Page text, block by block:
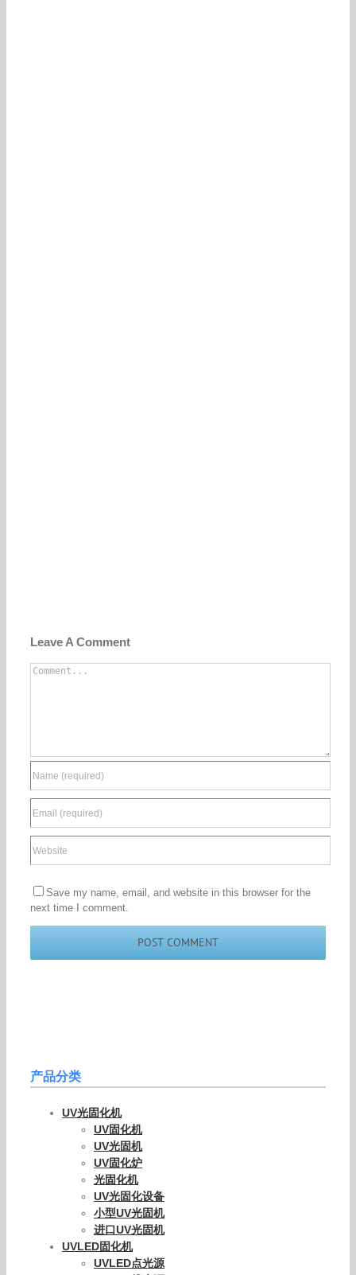
Leave A Comment
Comment
Save my name, email, and website in this browser for the
next time I comment.
产品分类
UV光固化机
UV固化机
UV光固机
UV固化炉
光固化机
UV光固化设备
小型UV光固机
进口UV光固机
UVLED固化机
UVLED点光源